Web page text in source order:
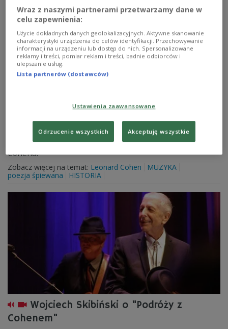
cudownym niskim głosie
Wielu pamięta tę datę – 27 czerwca 2011 roku – 9 lat
temu zmarł w Warszawie Maciej Zembaty, wspaniały
tłumacz i wykonawca utworów słynnego Leonarda
Cohena.
Zobacz więcej na temat: Leonard Cohen
MUZYKA
poezja śpiewana
HISTORIA
Wojciech Skibiński o "Podróży z
Cohenem"
Wraz z naszymi partnerami przetwarzamy dane w
celu zapewnienia:
Użycie dokładnych danych geolokalizacyjnych. Aktywne skanowanie
charakterystyki urządzenia do celów identyfikacji. Przechowywanie
informacji na urządzeniu lub dostęp do nich. Spersonalizowane
reklamy i treści, pomiar reklam i treści, badnie odbiorców i
ulepszanie usług.
Lista partnerów (dostawców)
Ustawienia zaawansowane
Odrzucenie wszystkich Akceptuję wszystkie